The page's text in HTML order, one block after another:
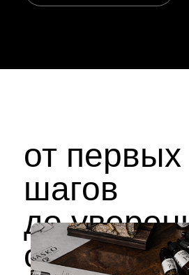
от первых
шагов
до
старта